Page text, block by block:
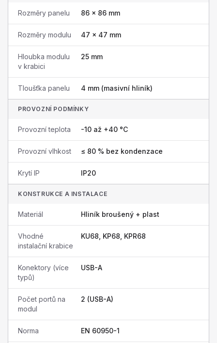
Rozměry panelu 86 × 86 mm
Rozměry modulu 47 × 47 mm
Hloubka modulu
v krabici
25 mm
Tloušťka panelu 4 mm (masivní hliník)
PROVOZNÍ PODMÍNKY
Provozní teplota -10 až +40 °C
Provozní vlhkost ≤ 80 % bez kondenzace
Krytí IP IP20
KONSTRUKCE A INSTALACE
Materiál Hliník broušený + plast
Vhodné
instalační krabice
KU68, KP68, KPR68
Konektory (více
typů)
USB-A
Počet portů na
modul
2 (USB-A)
Norma EN 60950-1